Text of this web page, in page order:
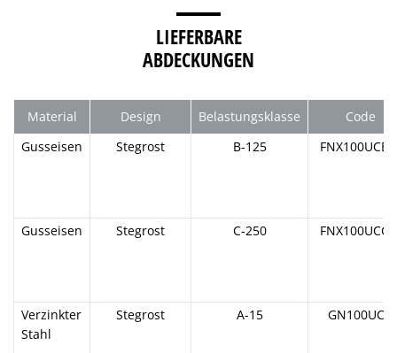
LIEFERBARE
ABDECKUNGEN
Material Design Belastungsklasse
Code
Gusseisen
Stegrost B-125
Gusseisen Stegrost C-250
Verzinkter
Stahl
Stegrost A-15 GN100UCA